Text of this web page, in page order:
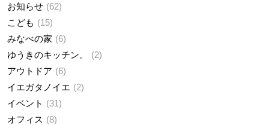
お知らせ
62
こども
15
みなべの家
6
ゆうきのキッチン。
2
アウトドア
6
イエガタノイエ
2
イベント
31
オフィス
8